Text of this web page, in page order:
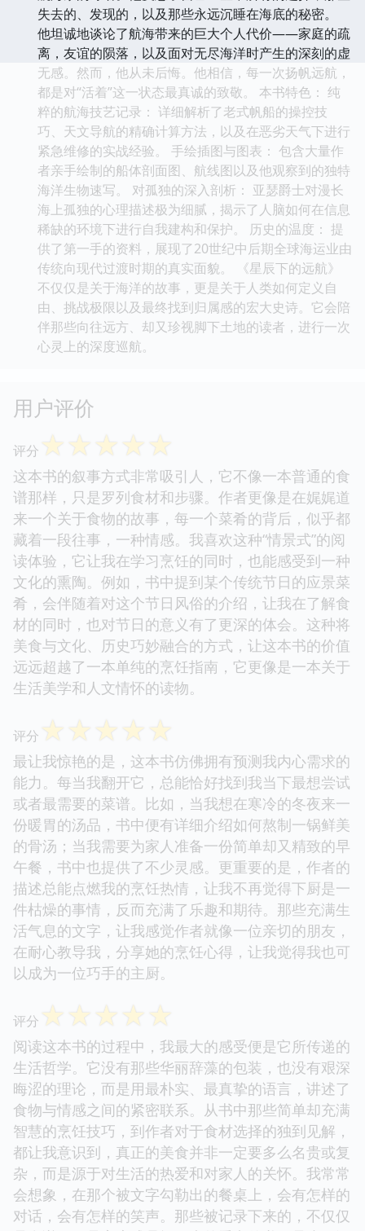
失去的、发现的，以及那些永远沉睡在海底的秘密。
他坦诚地谈论了航海带来的巨大个人代价——家庭的疏
离，友谊的陨落，以及面对无尽海洋时产生的深刻的虚
无感。然而，他从未后悔。他相信，每一次扬帆远航，
都是对“活着”这一状态最真诚的致敬。 本书特色： 纯
粹的航海技艺记录： 详细解析了老式帆船的操控技
巧、天文导航的精确计算方法，以及在恶劣天气下进行
紧急维修的实战经验。 手绘插图与图表： 包含大量作
者亲手绘制的船体剖面图、航线图以及他观察到的独特
海洋生物速写。 对孤独的深入剖析： 亚瑟爵士对漫长
海上孤独的心理描述极为细腻，揭示了人脑如何在信息
稀缺的环境下进行自我建构和保护。 历史的温度： 提
供了第一手的资料，展现了20世纪中后期全球海运业由
传统向现代过渡时期的真实面貌。 《星辰下的远航》
不仅仅是关于海洋的故事，更是关于人类如何定义自
由、挑战极限以及最终找到归属感的宏大史诗。它会陪
伴那些向往远方、却又珍视脚下土地的读者，进行一次
心灵上的深度巡航。
用户评价
评分 ☆☆☆☆☆
这本书的叙事方式非常吸引人，它不像一本普通的食
谱那样，只是罗列食材和步骤。作者更像是在娓娓道
来一个关于食物的故事，每一个菜肴的背后，似乎都
藏着一段往事，一种情感。我喜欢这种“情景式”的阅
读体验，它让我在学习烹饪的同时，也能感受到一种
文化的熏陶。例如，书中提到某个传统节日的应景菜
肴，会伴随着对这个节日风俗的介绍，让我在了解食
材的同时，也对节日的意义有了更深的体会。这种将
美食与文化、历史巧妙融合的方式，让这本书的价值
远远超越了一本单纯的烹饪指南，它更像是一本关于
生活美学和人文情怀的读物。
评分 ☆☆☆☆☆
最让我惊艳的是，这本书仿佛拥有预测我内心需求的
能力。每当我翻开它，总能恰好找到我当下最想尝试
或者最需要的菜谱。比如，当我想在寒冷的冬夜来一
份暖胃的汤品，书中便有详细介绍如何熬制一锅鲜美
的骨汤；当我需要为家人准备一份简单却又精致的早
午餐，书中也提供了不少灵感。更重要的是，作者的
描述总能点燃我的烹饪热情，让我不再觉得下厨是一
件枯燥的事情，反而充满了乐趣和期待。那些充满生
活气息的文字，让我感觉作者就像一位亲切的朋友，
在耐心教导我，分享她的烹饪心得，让我觉得我也可
以成为一位巧手的主厨。
评分 ☆☆☆☆☆
阅读这本书的过程中，我最大的感受便是它所传递的
生活哲学。它没有那些华丽辞藻的包装，也没有艰深
晦涩的理论，而是用最朴实、最真挚的语言，讲述了
食物与情感之间的紧密联系。从书中那些简单却充满
智慧的烹饪技巧，到作者对于食材选择的独到见解，
都让我意识到，真正的美食并非一定要多么名贵或复
杂，而是源于对生活的热爱和对家人的关怀。我常常
会想象，在那个被文字勾勒出的餐桌上，会有怎样的
对话，会有怎样的笑声。那些被记录下来的，不仅仅